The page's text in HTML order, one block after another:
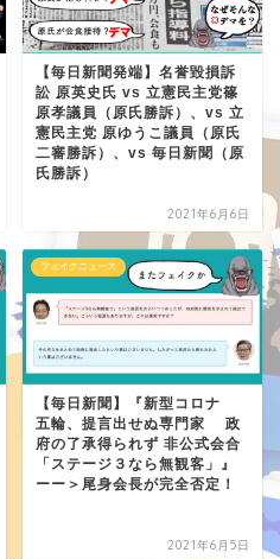
【毎日新聞発端】名誉毀損訴
訟 原英史氏 vs 立憲民主党篠
原孝議員（原氏勝訴）、vs 立
憲民主党 原ゆうこ議員（原氏
二審勝訴）、vs 毎日新聞（原
氏勝訴）
2021年6月6日
フェイクニュース
【毎日新聞】『新型コロナ
五輪、提言出せぬ専門家 政
府の了承得られず 非公式会合
「ステージ３なら無観客」』
ーー＞尾身会長が完全否定！
2021年6月5日